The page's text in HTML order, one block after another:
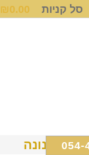
סל קניות ₪0.00
ד"ר נונה